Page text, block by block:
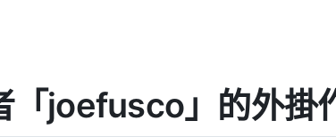
joefusco」的外掛